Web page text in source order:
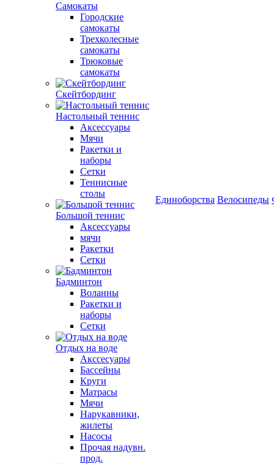
Самокаты
Городские
самокаты
Трехколесные
самокаты
Трюковые
самокаты
Скейтбординг
Настольный теннис
Аксессуары
Мячи
Ракетки и
наборы
Сетки
Теннисные
столы
Большой теннис
Аксессуары
мячи
Ракетки
Сетки
Бадминтон
Воланны
Ракетки и
наборы
Сетки
Отдых на воде
Акссесуары
Бассейны
Круги
Матрасы
Мячи
Нарукавники,
жилеты
Насосы
Прочая надувн.
прод.
Единоборства Велосипеды